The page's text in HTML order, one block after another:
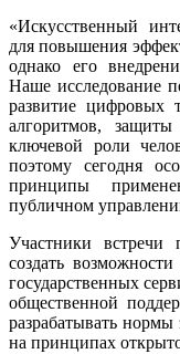
«Искусственный
для повышения
однако его
Наше исследование
развитие цифровых
алгоритмов,
ключевой роли
поэтому сегодня
принципы
публичном
Участники
создать
государственных
общественной
разрабатывать нормы
на принципах